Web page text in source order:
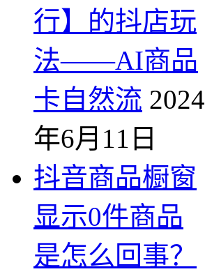
行】的抖店玩
法——AI商品
卡自然流 2024
年6月11日
抖音商品橱窗
显示0件商品
是怎么回事？